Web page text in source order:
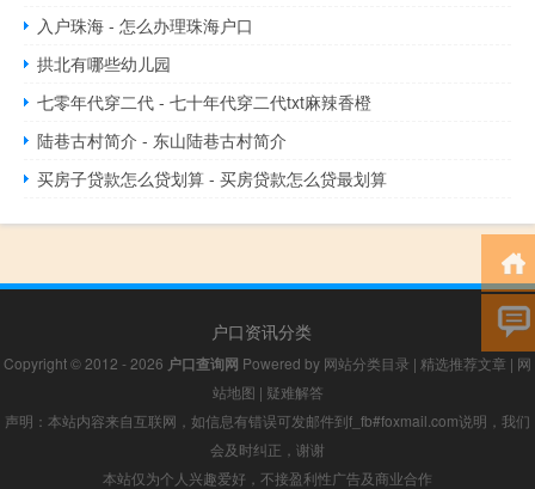
入户珠海 - 怎么办理珠海户口
拱北有哪些幼儿园
七零年代穿二代 - 七十年代穿二代txt麻辣香橙
陆巷古村简介 - 东山陆巷古村简介
买房子贷款怎么贷划算 - 买房贷款怎么贷最划算
户口资讯分类
Copyright © 2012 - 2026 户口查询网 Powered by 网站分类目录 | 精选推荐文章 | 网
站地图 | 疑难解答
声明：本站内容来自互联网，如信息有错误可发邮件到f_fb#foxmail.com说明，我们
会及时纠正，谢谢
本站仅为个人兴趣爱好，不接盈利性广告及商业合作